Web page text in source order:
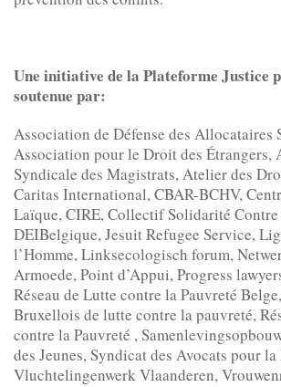
Une initiative de la Plateforme Justice
soutenue par:
Association de Défense des Allocataires
Association pour le Droit des Étrangers,
Syndicale des Magistrats, Atelier des
Caritas International, CBAR-BCHV,
Laïque, CIRE, Collectif Solidarité
DEIBelgique, Jesuit Refugee Service,
l’Homme, Linksecologisch forum,
Armoede, Point d’Appui, Progress
Réseau de Lutte contre la Pauvreté
Bruxellois de lutte contre la pauvreté,
contre la Pauvreté ,
des Jeunes, Syndicat des Avocats pour
Vluchtelingenwerk Vlaanderen,